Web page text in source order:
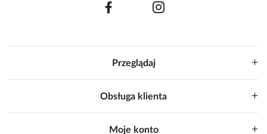
Przeglądaj
Obsługa klienta
Moje konto